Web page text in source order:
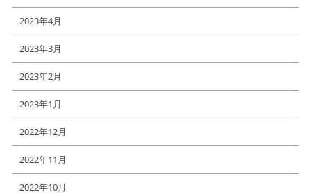
2023年4月
2023年3月
2023年2月
2023年1月
2022年12月
2022年11月
2022年10月